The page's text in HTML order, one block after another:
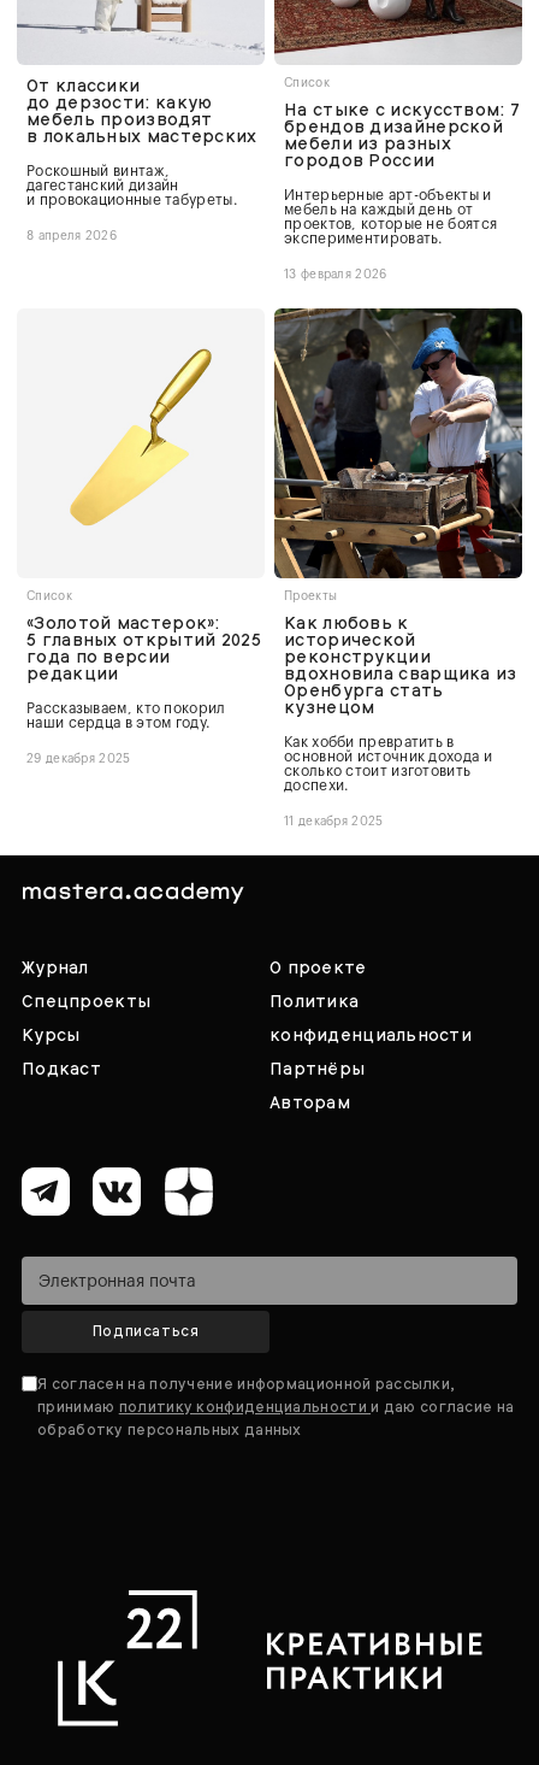
От классики
до дерзости: какую
мебель производят
в локальных мастерских
Роскошный винтаж,
дагестанский дизайн
и провокационные табуреты.
8 апреля 2026
Список
На стыке с искусством: 7
брендов дизайнерской
мебели из разных
городов России
Интерьерные арт-объекты и
мебель на каждый день от
проектов, которые не боятся
экспериментировать.
13 февраля 2026
Список
«Золотой мастерок»:
5 главных открытий 2025
года по версии
редакции
Рассказываем, кто покорил
наши сердца в этом году.
29 декабря 2025
Проекты
Как любовь к
исторической
реконструкции
вдохновила сварщика из
Оренбурга стать
кузнецом
Как хобби превратить в
основной источник дохода и
сколько стоит изготовить
доспехи.
11 декабря 2025
Журнал
Спецпроекты
Курсы
Подкаст
О проекте
Политика
конфиденциальности
Партнёры
Авторам
Подписаться
Я согласен на получение информационной рассылки,
принимаю политику конфиденциальностии даю согласие на
обработку персональных данных